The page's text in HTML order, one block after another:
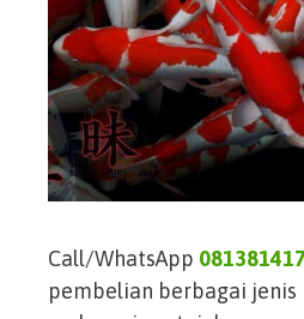
Call/WhatsApp
pembelian berbagai jenis